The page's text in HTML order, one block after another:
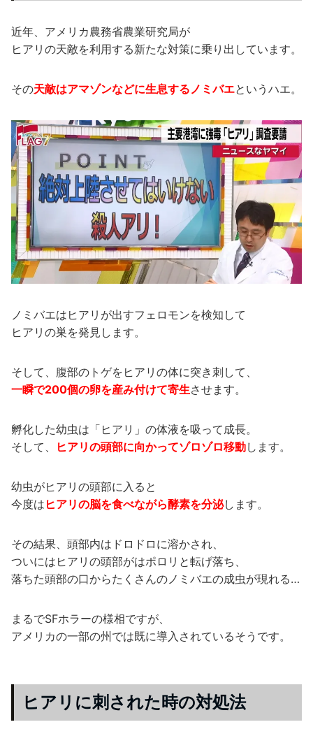
近年、アメリカ農務省農業研究局が
ヒアリの天敵を利用する新たな対策に乗り出しています。
その天敵はアマゾンなどに生息するノミバエというハエ。
ノミバエはヒアリが出すフェロモンを検知して
ヒアリの巣を発見します。
そして、腹部のトゲをヒアリの体に突き刺して、
一瞬で200個の卵を産み付けて寄生させます。
孵化した幼虫は「ヒアリ」の体液を吸って成長。
そして、
ヒアリの頭部に向かってゾロゾロ移動します。
幼虫がヒアリの頭部に入ると
今度は ヒアリの脳を食べながら酵素を分泌します。
その結果、頭部内はドロドロに溶かされ、
ついにはヒアリの頭部がはポロリと転げ落ち、
落ちた頭部の口からたくさんのノミバエの成虫が現れる…
まるでSFホラーの様相ですが、
アメリカの一部の州では既に導入されているそうです。
ヒアリに刺された時の対処法